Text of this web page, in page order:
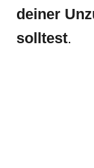
deiner
solltest.